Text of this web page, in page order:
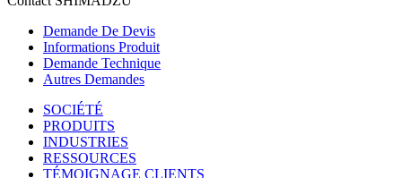
Demande De Devis
Informations Produit
Demande Technique
Autres Demandes
SOCIÉTÉ
PRODUITS
INDUSTRIES
RESSOURCES
TÉMOIGNAGE CLIENTS